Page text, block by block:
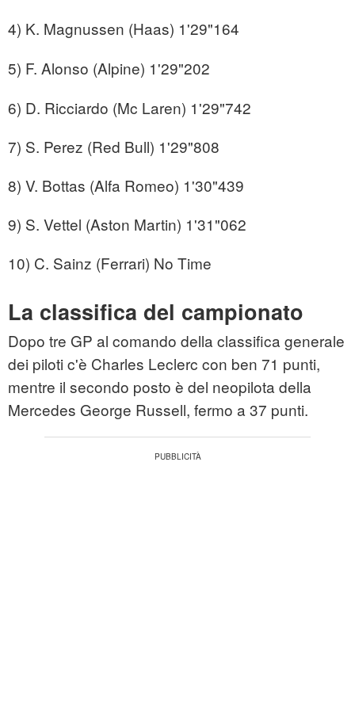
4) K. Magnussen (Haas) 1'29"164
5) F. Alonso (Alpine) 1'29"202
6) D. Ricciardo (Mc Laren) 1'29"742
7) S. Perez (Red Bull) 1'29"808
8) V. Bottas (Alfa Romeo) 1'30"439
9) S. Vettel (Aston Martin) 1'31"062
10) C. Sainz (Ferrari) No Time
La classifica del campionato
Dopo tre GP al comando della classifica generale
dei piloti c'è Charles Leclerc con ben 71 punti,
mentre il secondo posto è del neopilota della
Mercedes George Russell, fermo a 37 punti.